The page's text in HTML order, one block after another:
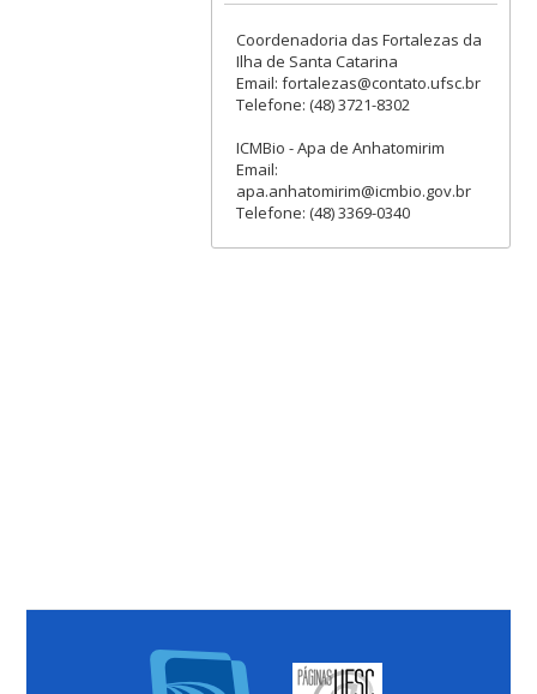
Coordenadoria das Fortalezas da
Ilha de Santa Catarina
Email: fortalezas@contato.ufsc.br
Telefone: (48) 3721-8302
ICMBio - Apa de Anhatomirim
Email:
apa.anhatomirim@icmbio.gov.br
Telefone: (48) 3369-0340